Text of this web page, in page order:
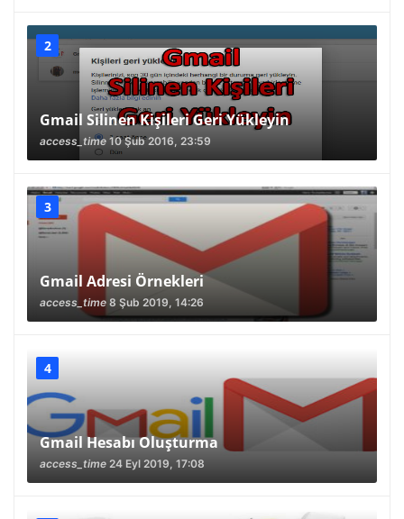
Gmail Silinen Kişileri Geri Yükleyin
access_time 10 Şub 2016, 23:59
Gmail Adresi Örnekleri
access_time 8 Şub 2019, 14:26
Gmail Hesabı Oluşturma
access_time 24 Eyl 2019, 17:08